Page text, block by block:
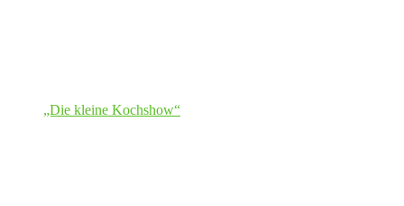
„Die kleine Kochshow“